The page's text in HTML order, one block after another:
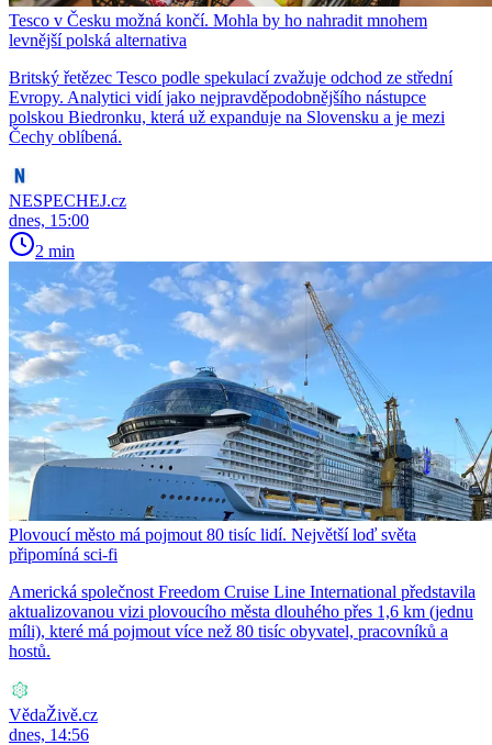
Tesco v Česku možná končí. Mohla by ho nahradit mnohem
levnější polská alternativa
Britský řetězec Tesco podle spekulací zvažuje odchod ze střední
Evropy. Analytici vidí jako nejpravděpodobnějšího nástupce
polskou Biedronku, která už expanduje na Slovensku a je mezi
Čechy oblíbená.
NESPECHEJ.cz
dnes, 15:00
2 min
Plovoucí město má pojmout 80 tisíc lidí. Největší loď světa
připomíná sci-fi
Americká společnost Freedom Cruise Line International představila
aktualizovanou vizi plovoucího města dlouhého přes 1,6 km (jednu
míli), které má pojmout více než 80 tisíc obyvatel, pracovníků a
hostů.
VědaŽivě.cz
dnes, 14:56